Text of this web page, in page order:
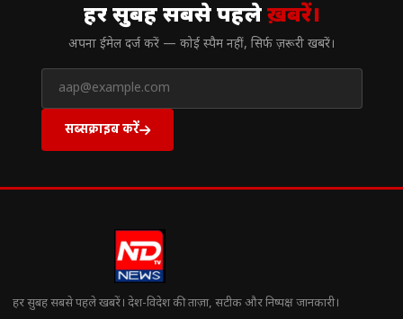
हर सुबह सबसे पहलेख़बरें।
अपना ईमेल दर्ज करें — कोई स्पैम नहीं, सिर्फ ज़रूरी खबरें।
सब्सक्राइब करें
हर सुबह सबसे पहले खबरें। देश-विदेश की ताज़ा, सटीक और निष्पक्ष जानकारी।